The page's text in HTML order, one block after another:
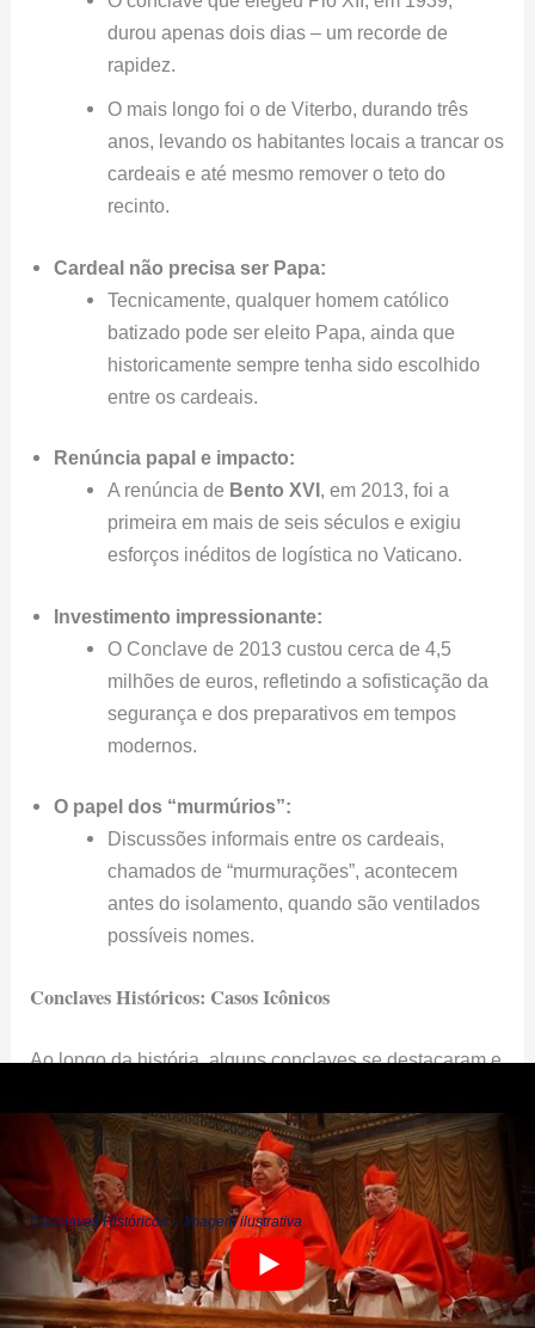
durou apenas dois dias – um recorde de
rapidez.
O mais longo foi o de Viterbo, durando três
anos, levando os habitantes locais a trancar os
cardeais e até mesmo remover o teto do
recinto.
Cardeal não precisa ser Papa:
Tecnicamente, qualquer homem católico
batizado pode ser eleito Papa, ainda que
historicamente sempre tenha sido escolhido
entre os cardeais.
Renúncia papal e impacto:
A renúncia de Bento XVI, em 2013, foi a
primeira em mais de seis séculos e exigiu
esforços inéditos de logística no Vaticano.
Investimento impressionante:
O Conclave de 2013 custou cerca de 4,5
milhões de euros, refletindo a sofisticação da
segurança e dos preparativos em tempos
modernos.
O papel dos “murmúrios”:
Discussões informais entre os cardeais,
chamados de “murmurações”, acontecem
antes do isolamento, quando são ventilados
possíveis nomes.
Conclaves Históricos: Casos Icônicos
Ao longo da história, alguns conclaves se destacaram e
como a escolha do papa pode surpreender o mundo.
Conclaves Históricos – Imagem ilustrativa
Eleição de Celestino V